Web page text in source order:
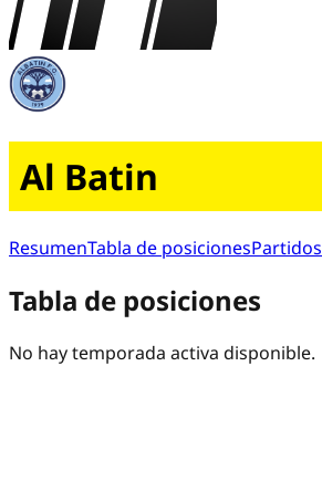
Al Batin
ResumenTabla de posicionesPartidos
Tabla de posiciones
No hay temporada activa disponible.